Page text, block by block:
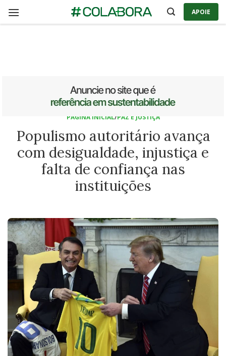
APOIE
PÁGINA INICIAL/PAZ E JUSTIÇA
Populismo autoritário avança
com desigualdade, injustiça e
falta de confiança nas
instituições